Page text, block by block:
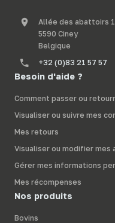
Allée des abattoirs
5590 Ciney
Belgique
+32 (0)83 21 57 57
Besoin d'aide ?
Comment passer ou
Visualiser ou suivre mes
Mes retours
Visualiser ou modifier mes
Gérer mes informations
Mes récompenses
Nos produits
Bovins